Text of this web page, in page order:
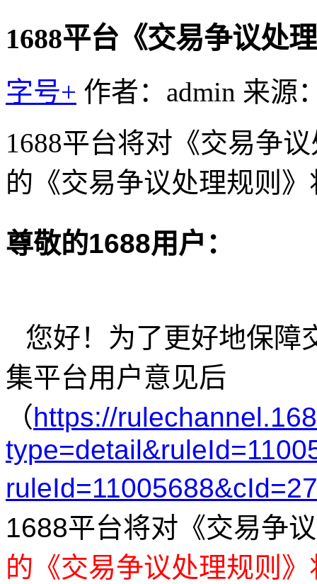
1688平台《交易争议处
字号+ 作者：admin 来源
1688平台将对《交易争
的《交易争议处理规则
尊敬的1688用户：
您好！为了更好地保障
集平台用户意见后
（https://
ruleId=11005688&cId=27
1688平台将对《交易争
的《交易争议处理规则